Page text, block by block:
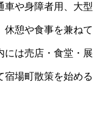
車や身障者用、大型
休憩や食事を兼ねて
には売店・食堂・展
宿場町散策を始める